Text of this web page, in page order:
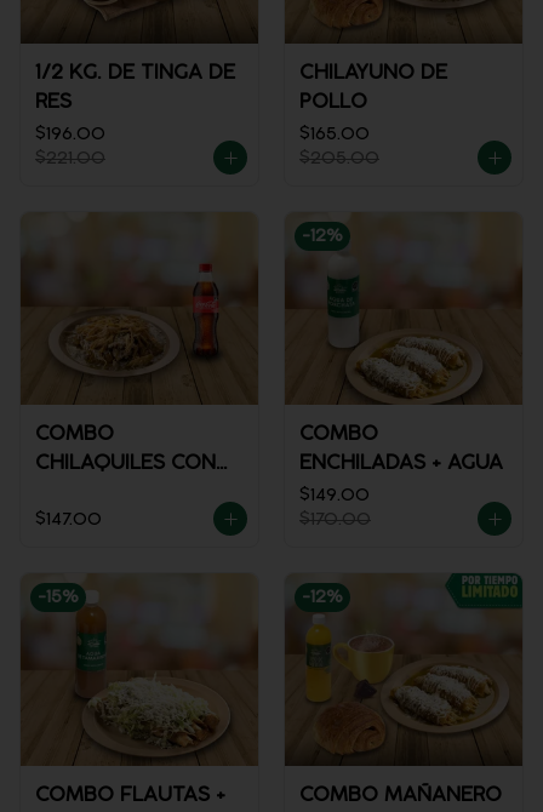
1/2 KG. DE TINGA DE
RES
$196.00
$221.00
CHILAYUNO DE
POLLO
$165.00
$205.00
COMBO
CHILAQUILES CON
$147.00
-12%
COMBO
ENCHILADAS + AGUA
$149.00
$170.00
-15%
COMBO FLAUTAS +
-12%
COMBO MAÑANERO